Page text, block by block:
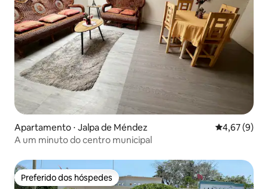
Apartamento ⋅ Jalpa de Méndez 4,67 de uma
4,67 (9)
A um minuto do centro municipal
Preferido dos hóspedes
Preferido dos hóspedes